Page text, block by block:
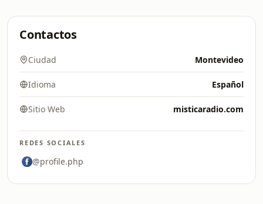
Contactos
Ciudad Montevideo
Idioma Español
Sitio Web misticaradio.com
REDES SOCIALES
@profile.php